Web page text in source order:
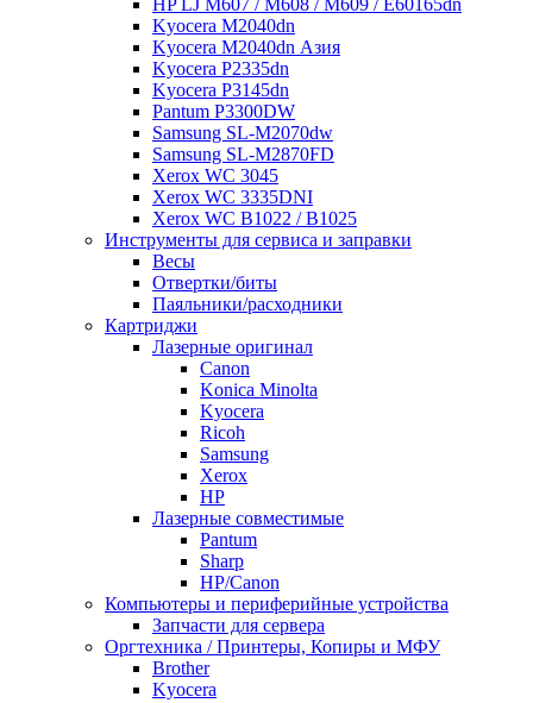
Kyocera M2040dn
Kyocera M2040dn Азия
Kyocera P2335dn
Kyocera P3145dn
Pantum P3300DW
Samsung SL-M2070dw
Samsung SL-M2870FD
Xerox WC 3045
Xerox WC 3335DNI
Xerox WC B1022 / B1025
Инструменты для сервиса и заправки
Весы
Отвертки/биты
Паяльники/расходники
Картриджи
Лазерные оригинал
Canon
Konica Minolta
Kyocera
Ricoh
Samsung
Xerox
НР
Лазерные совместимые
Pantum
Sharp
НР/Сanon
Компьютеры и периферийные устройства
Запчасти для сервера
Оргтехника / Принтеры, Копиры и МФУ
Brother
Kyocera